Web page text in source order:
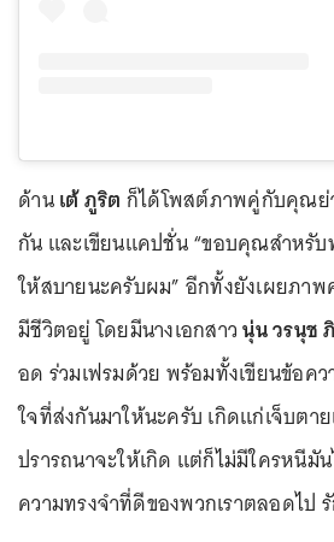
ด้านเต้ ภูริต ก็ได้โพสต์ภาพคู่กับคุณย่
กัน และเขียนแคปชั่น “ขอบคุณสำหรั
ให้สบายนะครับผม” อีกทั้งยังเผยภา
มีชีวิตอยู่ โดยมีนางเอกสาวนุ่น วรนุช
อด ร่วมเฟรมด้วย พร้อมทั้งเขียนข้อค
ใจที่ส่งกันมาให้นะครับ เกิดแก่เจ็บตา
ปรารถนาจะให้เกิด แต่ก็ไม่มีใครหนีมั
ความทรงจำที่ดีของพวกเราตลอดไป